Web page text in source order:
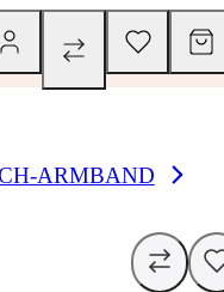
ARMBAND